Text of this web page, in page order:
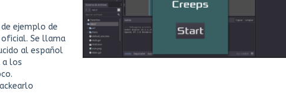
ejemplo de
Se llama
al español
a los